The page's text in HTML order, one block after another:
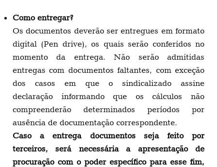
Como entregar?
Os documentos deverão ser entregues em formato
digital (Pen drive), os quais serão conferidos no
momento da entrega. Não serão admitidas
entregas com documentos faltantes, com exceção
dos casos em que o sindicalizado assine
declaração informando que os cálculos não
compreenderão determinados períodos por
ausência de documentação correspondente.
Caso a entrega documentos seja feito por
terceiros, será necessária a apresentação de
procuração com o poder específico para esse fim,